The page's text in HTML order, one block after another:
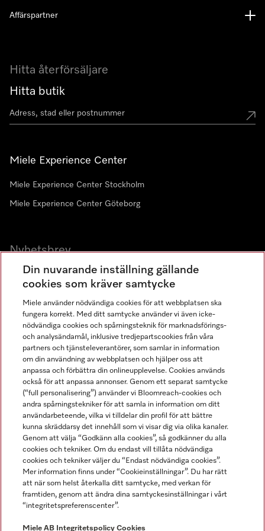
Hitta återförsäljare
Hitta butik
Miele Experience Center
Miele Experience Center Stockholm
Miele Experience Center Göteborg
Nyhetsbrev
Gå med i vår gemenskap
Affärspartner
Miele AB
Allmänna villkor
Användarvillkor
Miele tillgänglighetsförklaring
Lagen om digitala tjänster
Miele på LinkedIn
Miele på Facebook
Miele på Instagram
Miele på Youtube
Din nuvarande inställning gällande
cookies som kräver samtycke
Miele använder nödvändiga cookies för att webbplatsen ska
fungera korrekt. Med ditt samtycke använder vi även icke-
nödvändiga cookies och spårningsteknik för marknadsförings-
och analysändamål, inklusive tredjepartscookies från våra
partners och tjänsteleverantörer, som samlar in information
om din användning av webbplatsen och hjälper oss att
anpassa och förbättra din onlineupplevelse. Cookies används
också för att anpassa annonser. Genom ett separat samtycke
(“full personalisering”) använder vi Bloomreach-cookies och
andra spårningstekniker för att samla in information om ditt
användarbeteende, vilka vi tilldelar din profil för att bättre
kunna skräddarsy det innehåll som vi visar dig via olika kanaler.
Genom att välja “Godkänn alla cookies”, så godkänner du alla
cookies och tekniker. Om du endast vill tillåta nödvändiga
cookies och tekniker väljer du “Endast nödvändiga cookies”.
Mer information finns under “Cookieinställningar”. Du har rätt
att när som helst återkalla ditt samtycke, med verkan för
framtiden, genom att ändra dina samtyckesinställningar i vårt
“integritetspreferenscenter”.
Miele AB Integritetspolicy Cookies